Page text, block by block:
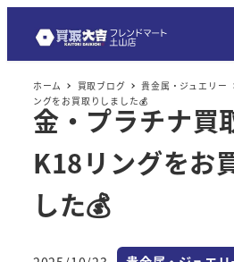
ホーム 買取ブログ 貴金属・ジュエリー
ングをお買取りしました💰
金・プラチナ買
K18リングをお
した💰